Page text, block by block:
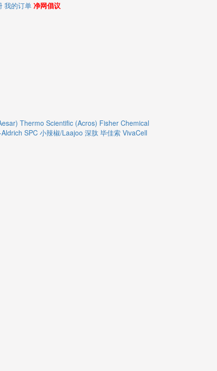
我的订单 净网倡议
Thermo Scientific (Acros) Fisher Chemical
SPC 小辣椒/Laajoo 深肽 毕佳索 VivaCell